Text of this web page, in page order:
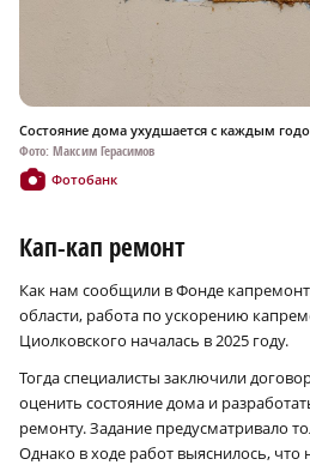
Состояние дома ухудшается с каждым
Фото: Максим Герасимов
Фотобанк
Кап-кап ремонт
Как нам сообщили в Фонде
области, работа по ускорению
Циолковского началась в 2025 году.
Тогда специалисты заключили
оценить состояние дома и
ремонту. Задание предусматривало
Однако в ходе работ выяснилось,